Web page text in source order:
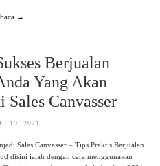
→
Berjualan
Yang Akan
Sales Canvasser
19, 2021
Sales Canvasser – Tips Praktis Berjualan
disini ialah dengan cara menggunakan